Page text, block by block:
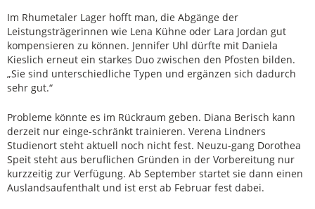
Im Rhumetaler Lager hofft man, die Abgänge der
Leistungsträgerinnen wie Lena Kühne oder Lara Jordan gut
kompensieren zu können. Jennifer Uhl dürfte mit Daniela
Kieslich erneut ein starkes Duo zwischen den Pfosten bilden.
„Sie sind unterschiedliche Typen und ergänzen sich dadurch
sehr gut.“
Probleme könnte es im Rückraum geben. Diana Berisch kann
derzeit nur einge-schränkt trainieren. Verena Lindners
Studienort steht aktuell noch nicht fest. Neuzu-gang Dorothea
Speit steht aus beruflichen Gründen in der Vorbereitung nur
kurzzeitig zur Verfügung. Ab September startet sie dann einen
Auslandsaufenthalt und ist erst ab Februar fest dabei.